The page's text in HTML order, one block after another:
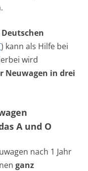
) kann als Hilfe bei
wird
Neuwagen in drei
A und O
nach 1 Jahr
ganz